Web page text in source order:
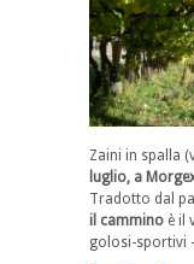
Zaini in spalla
luglio, a
Tradotto dal
il cammino è il
golosi-sportivi